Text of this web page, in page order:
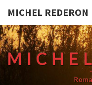
MICHEL REDERON